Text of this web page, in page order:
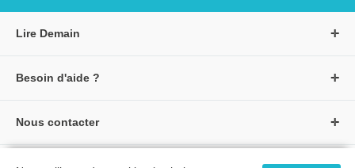
Lire Demain
Créer un compte
Besoin d'aide ?
Nous contacter
Formulaire de contact